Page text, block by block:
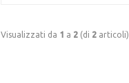
Visualizzati da 1 a 2 (di 2 articoli)